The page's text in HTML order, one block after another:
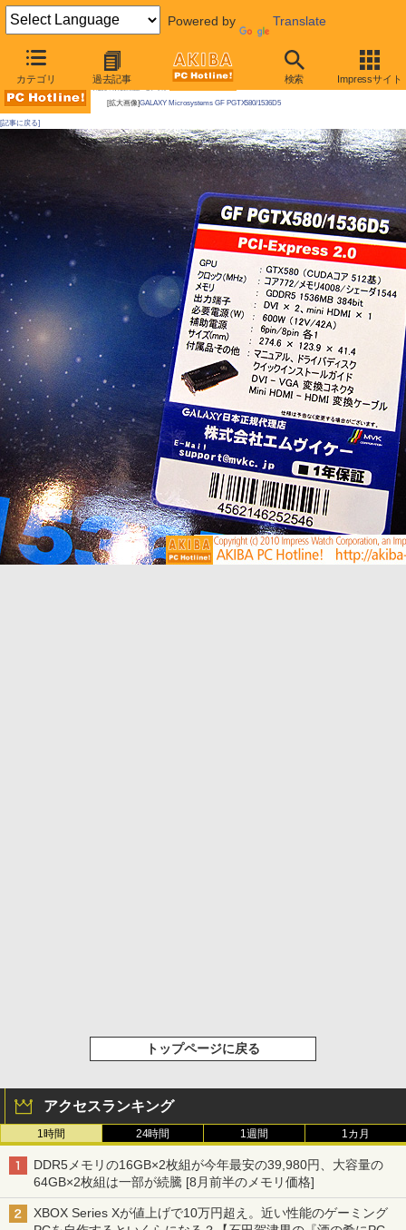
Powered by Translate
カテゴリ 過去記事 検索 Impressサイト
AKIBA PC Hotline! 2010年11月13日号
[拡大画像]GALAXY Microsystems GF PGTX580/1536D5
[記事に戻る]
トップページに戻る
アクセスランキング
1時間 24時間 1週間 1カ月
DDR5メモリの16GB×2枚組が今年最安の39,980円、大容量の
64GB×2枚組は一部が続騰 [8月前半のメモリ価格]
XBOX Series Xが値上げで10万円超え。近い性能のゲーミング